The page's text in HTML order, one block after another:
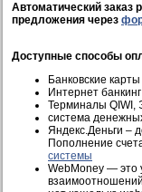
Автоматический заказ
предложения через
Доступные способы
Банковские
Интернет
Терминалы QIWI,
система
Яндекс.Деньги –
Пополнение
системы
WebMoney — это